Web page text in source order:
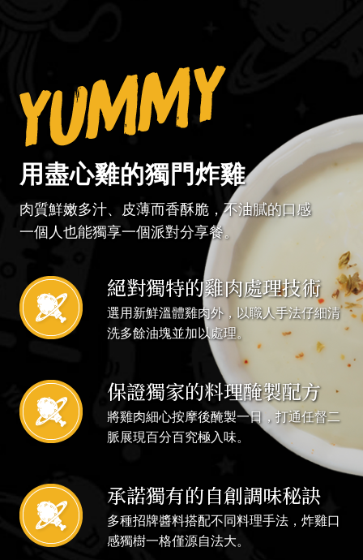
用盡心雞的獨門炸雞
肉質鮮嫩多汁、皮薄而香酥脆，不油膩的口感
一個人也能獨享一個派對分享餐。
絕對獨特的雞肉處理技術
選用新鮮溫體雞肉外，以職人手法仔細清
洗多餘油塊並加以處理。
保證獨家的料理醃製配方
將雞肉細心按摩後醃製一日，打通任督二
脈展現百分百究極入味。
承諾獨有的自創調味秘訣
多種招牌醬料搭配不同料理手法，炸雞口
感獨樹一格僅源自法大。